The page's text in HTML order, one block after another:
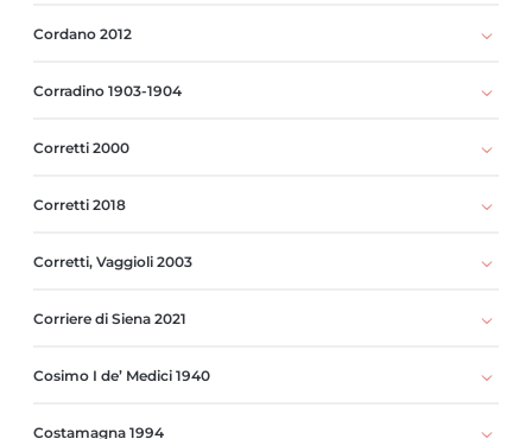
Cordano 2012
Corradino 1903-1904
Corretti 2000
Corretti 2018
Corretti, Vaggioli 2003
Corriere di Siena 2021
Cosimo I de’ Medici 1940
Costamagna 1994